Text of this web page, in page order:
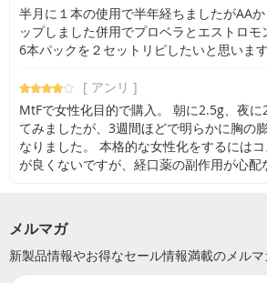
半月に１本の使用で半年経ちましたがAA
ップしました併用でプロベラとエストロ
6本パックを２セットリピしたいと思います
[ アンリ ]
MtFで女性化目的で購入。 朝に2.5g、夜に
てみましたが、3週間ほどで明らかに胸の
なりました。 本格的な女性化をするには
が良くないですが、経口薬の副作用が心配
メルマガ
新製品情報やお得なセール情報満載のメル